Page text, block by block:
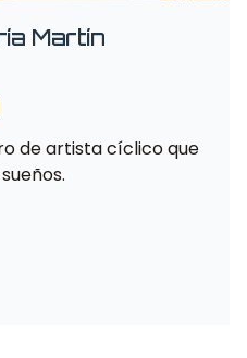
- Iría Martín
de artista cíclico que